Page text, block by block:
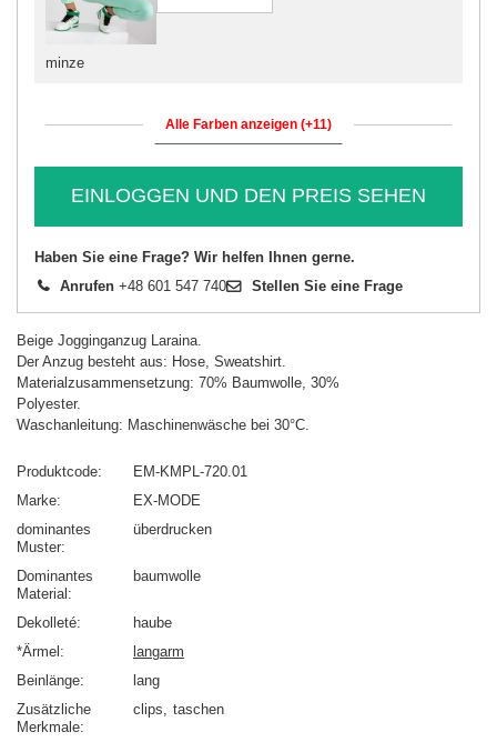
minze
Alle Farben anzeigen (+11)
EINLOGGEN UND DEN PREIS SEHEN
Haben Sie eine Frage? Wir helfen Ihnen gerne.
Anrufen +48 601 547 740 Stellen Sie eine Frage
Beige Jogginganzug Laraina.
Der Anzug besteht aus: Hose, Sweatshirt.
Materialzusammensetzung: 70% Baumwolle, 30%
Polyester.
Waschanleitung: Maschinenwäsche bei 30°C.
Produktcode
EM-KMPL-720.01
Marke
EX-MODE
dominantes
Muster
überdrucken
Dominantes
Material
baumwolle
Dekolleté
haube
*Ärmel
langarm
Beinlänge
lang
Zusätzliche
Merkmale
clips taschen